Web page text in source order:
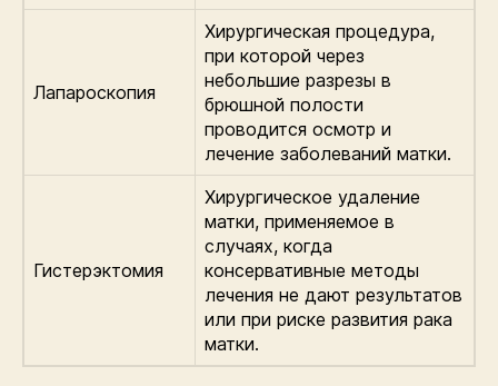
Лапароскопия
Хирургическая процедура,
при которой через
небольшие разрезы в
брюшной полости
проводится осмотр и
лечение заболеваний матки.
Гистерэктомия
Хирургическое удаление
матки, применяемое в
случаях, когда
консервативные методы
лечения не дают результатов
или при риске развития рака
матки.